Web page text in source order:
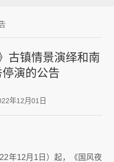
古镇情景演绎和南
演的公告
年12月01日
12月1日）起，《国风夜